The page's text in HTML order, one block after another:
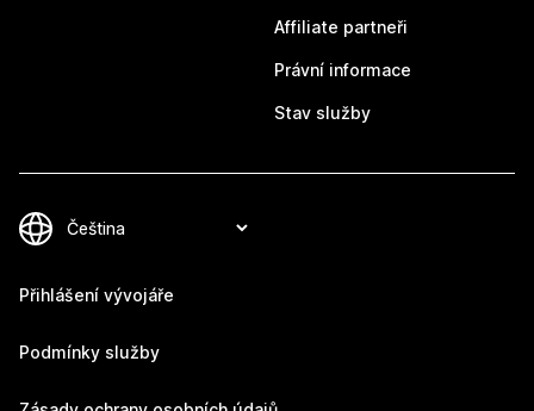
Affiliate partneři
Právní informace
Stav služby
Přihlášení vývojáře
Podmínky služby